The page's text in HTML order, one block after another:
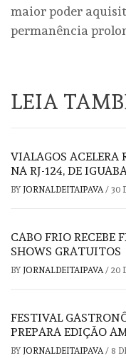
maior poder
permanência
LEIA
VIALAGOS
NA RJ-124, DE
BY JORNALDEITAIPAVA / 30
CABO FRIO RECEBE
SHOWS GRATUITOS
BY JORNALDEITAIPAVA / 20
FESTIVAL
PREPARA EDIÇÃO
BY JORNALDEITAIPAVA / 8